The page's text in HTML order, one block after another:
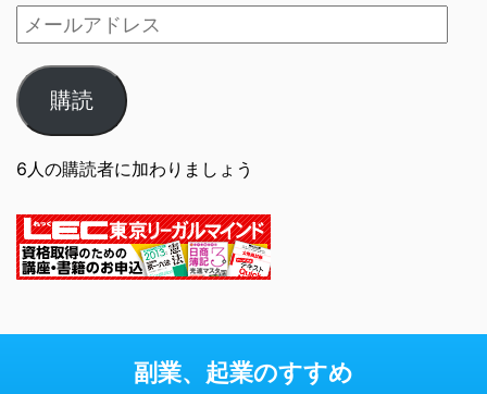
購読
6人の購読者に加わりましょう
副業、起業のすすめ